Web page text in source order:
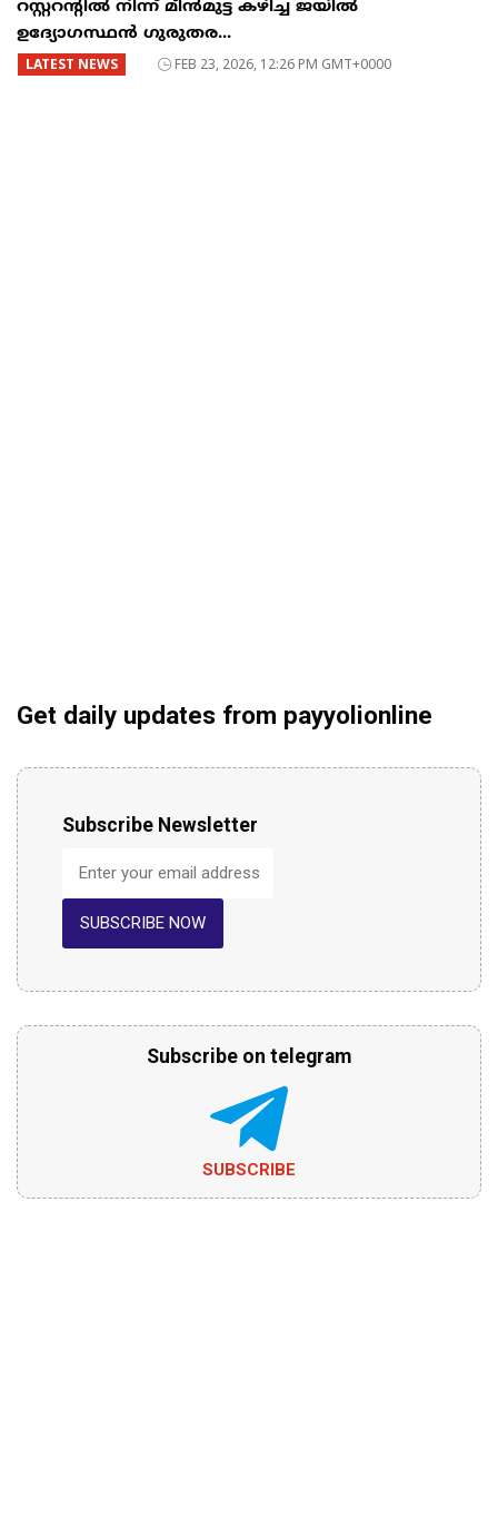
റസ്റ്ററന്റില്‍ നിന്ന് മീന്‍മുട്ട കഴിച്ച ജയില്‍
ഉദ്യോഗസ്ഥന്‍ ഗുരുതര...
LATEST NEWS FEB 23, 2026, 12:26 PM GMT+0000
Get daily updates from payyolionline
Subscribe Newsletter
SUBSCRIBE NOW
Subscribe on telegram
SUBSCRIBE